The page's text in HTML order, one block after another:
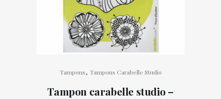
Tampons, Tampons Carabelle Studio
Tampon carabelle studio –